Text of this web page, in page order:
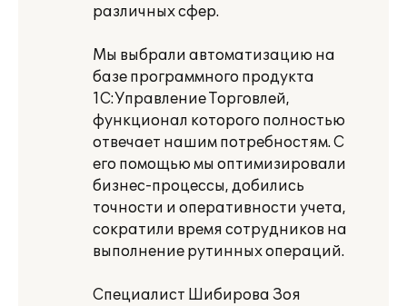
различных сфер.
Мы выбрали автоматизацию на
базе программного продукта
1С:Управление Торговлей,
функционал которого полностью
отвечает нашим потребностям. С
его помощью мы оптимизировали
бизнес-процессы, добились
точности и оперативности учета,
сократили время сотрудников на
выполнение рутинных операций.
Специалист Шибирова Зоя